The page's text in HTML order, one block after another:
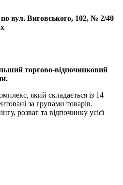
по вул. Виговського, 102, № 2/40
торгово-відпочинковий
який складається із 14
за групами товарів.
розваг та відпочинку усієї